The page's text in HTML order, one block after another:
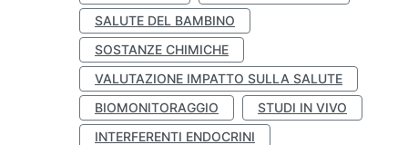
SALUTE DEL BAMBINO
SOSTANZE CHIMICHE
VALUTAZIONE IMPATTO SULLA SALUTE
BIOMONITORAGGIO
STUDI IN VIVO
INTERFERENTI ENDOCRINI